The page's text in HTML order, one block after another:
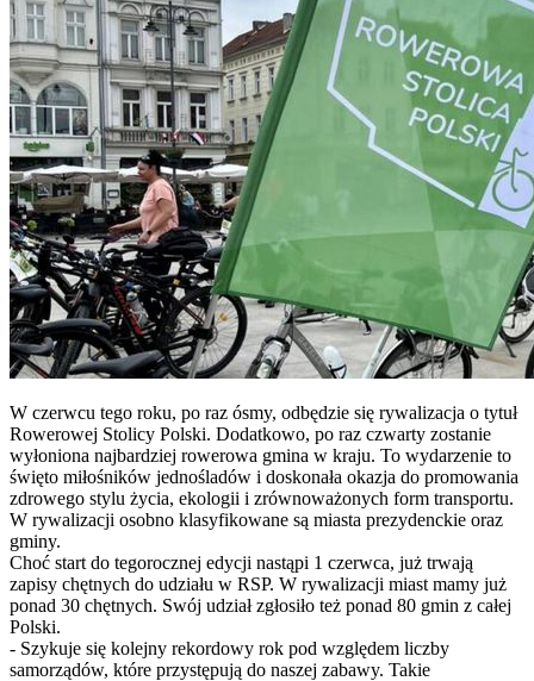
W czerwcu tego roku, po raz ósmy, odbędzie się rywalizacja o tytuł
Rowerowej Stolicy Polski. Dodatkowo, po raz czwarty zostanie
wyłoniona najbardziej rowerowa gmina w kraju. To wydarzenie to
święto miłośników jednośladów i doskonała okazja do promowania
zdrowego stylu życia, ekologii i zrównoważonych form transportu.
W rywalizacji osobno klasyfikowane są miasta prezydenckie oraz
gminy.
Choć start do tegorocznej edycji nastąpi 1 czerwca, już trwają
zapisy chętnych do udziału w RSP. W rywalizacji miast mamy już
ponad 30 chętnych. Swój udział zgłosiło też ponad 80 gmin z całej
Polski.
- Szykuje się kolejny rekordowy rok pod względem liczby
samorządów, które przystępują do naszej zabawy. Takie